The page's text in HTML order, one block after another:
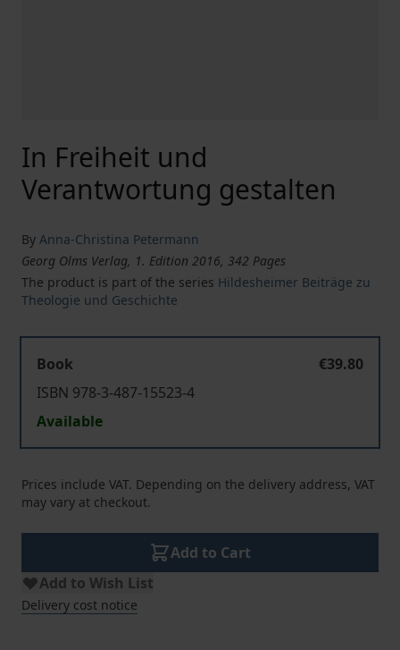
In Freiheit und
Verantwortung gestalten
By Anna-Christina Petermann
Georg Olms Verlag, 1. Edition 2016, 342 Pages
The product is part of the series Hildesheimer Beiträge zu
Theologie und Geschichte
Book
€39.80
ISBN 978-3-487-15523-4
Available
Prices include VAT. Depending on the delivery address, VAT
may vary at checkout.
Add to Cart
Add to Wish List
Delivery cost notice